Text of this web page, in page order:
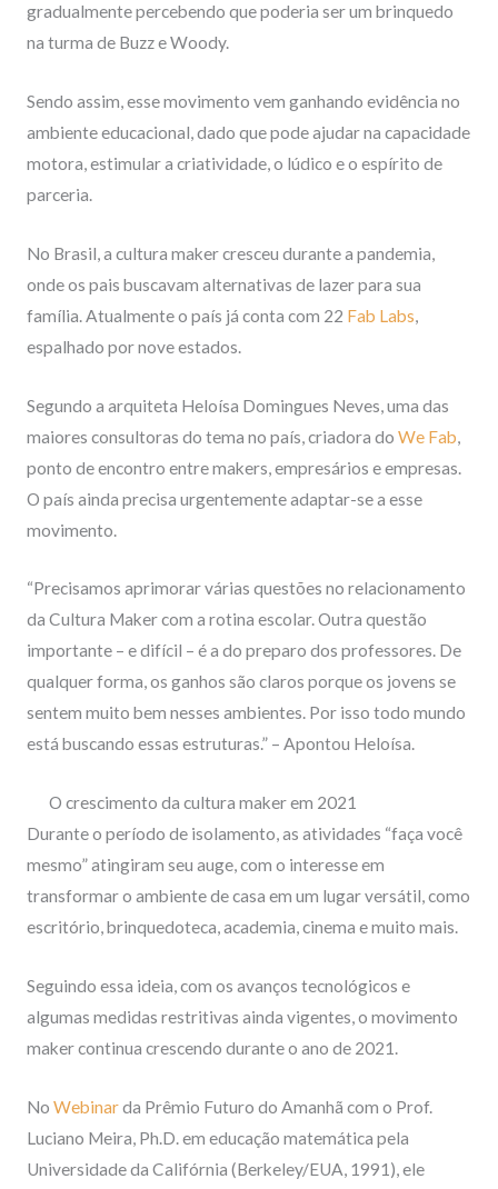
gradualmente percebendo que poderia ser um brinquedo
na turma de Buzz e Woody.
Sendo assim, esse movimento vem ganhando evidência no
ambiente educacional, dado que pode ajudar na capacidade
motora, estimular a criatividade, o lúdico e o espírito de
parceria.
No Brasil, a cultura maker cresceu durante a pandemia,
onde os pais buscavam alternativas de lazer para sua
família. Atualmente o país já conta com 22 Fab Labs,
espalhado por nove estados.
Segundo a arquiteta Heloísa Domingues Neves, uma das
maiores consultoras do tema no país, criadora do We Fab
ponto de encontro entre makers, empresários e empresas.
O país ainda precisa urgentemente adaptar-se a esse
movimento.
“Precisamos aprimorar várias questões no relacionamento
da Cultura Maker com a rotina escolar. Outra questão
importante – e difícil – é a do preparo dos professores. De
qualquer forma, os ganhos são claros porque os jovens se
sentem muito bem nesses ambientes. Por isso todo mundo
está buscando essas estruturas.” – Apontou Heloísa.
O crescimento da cultura maker em 2021
Durante o período de isolamento, as atividades “faça você
mesmo” atingiram seu auge, com o interesse em
transformar o ambiente de casa em um lugar versátil, como
escritório, brinquedoteca, academia, cinema e muito mais.
Seguindo essa ideia, com os avanços tecnológicos e
algumas medidas restritivas ainda vigentes, o movimento
maker continua crescendo durante o ano de 2021.
No Webinarda Prêmio Futuro do Amanhã com o Prof.
Luciano Meira, Ph.D. em educação matemática pela
Universidade da Califórnia (Berkeley/EUA, 1991), ele